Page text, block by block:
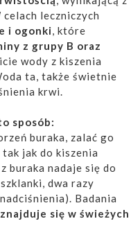
leczniczych
i ogonki, które
z grupy B oraz
wody z kiszenia
ta, także świetnie
krwi.
sposób:
buraka, zalać go
jak do kiszenia
buraka nadaje się do
dwa razy
Badania
się w świeżych